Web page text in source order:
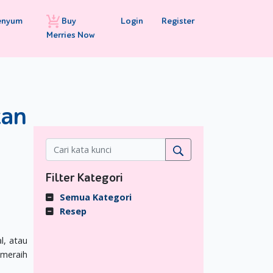
Buy
Merries Now
Login Register
atau
Filter Kategori
Semua Kategori
Resep